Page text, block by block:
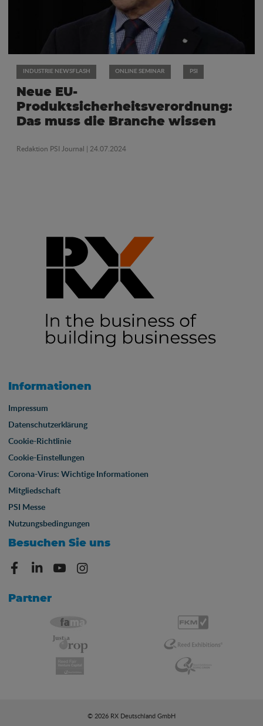
INDUSTRIE NEWSFLASH ONLINE SEMINAR PSI
Neue EU-
Produktsicherheitsverordnung:
Das muss die Branche wissen
Redaktion PSI Journal | 24.07.2024
Informationen
Impressum
Datenschutzerklärung
Cookie-Richtlinie
Cookie-Einstellungen
Corona-Virus: Wichtige Informationen
Mitgliedschaft
PSI Messe
Nutzungsbedingungen
Besuchen Sie uns
Partner
© 2026 RX Deutschland GmbH